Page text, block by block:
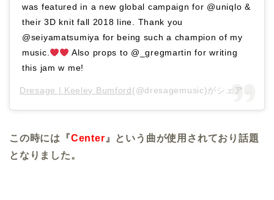
was featured in a new global campaign for @uniqlo &
their 3D knit fall 2018 line. Thank you
@seiyamatsumiya for being such a champion of my
music.
Also props to @_gregmartin for writing
this jam w me!
Dresage | Keeley Bumford(@dresagemusic)がシェアした投稿 –
この時には『Center 』という曲が使用されており話題
となりました。